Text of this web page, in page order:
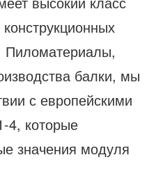
Пиломатериалы,
балки, мы
с европейскими
4, которые
значения модуля